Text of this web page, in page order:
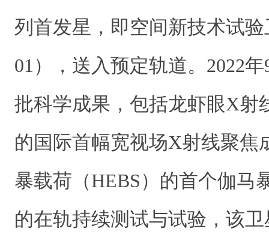
列首发星，即空间新技术试验
01），送入预定轨道。2022
批科学成果，包括龙虾眼X射
的国际首幅宽视场X射线聚焦
暴载荷（HEBS）的首个伽马
的在轨持续测试与试验，该